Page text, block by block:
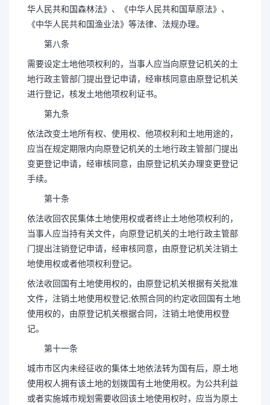
华人民共和国森林法》、《中华人民共和国草原法》、
《中华人民共和国渔业法》等法律、法规办理。
第八条
需要设定土地他项权利的，当事人应当向原登记机关的土
地行政主管部门提出登记申请，经审核同意由原登记机关
进行登记，核发土地他项权利证书。
第九条
依法改变土地所有权、使用权、他项权利和土地用途的，
应当在规定期限内向原登记机关的土地行政主管部门提出
变更登记申请，经审核同意，由原登记机关办理变更登记
手续。
第十条
依法收回农民集体土地使用权或者终止土地他项权利的，
当事人应当持有关文件，向原登记机关的土地行政主管部
门提出注销登记申请，经审核同意，由原登记机关注销土
地使用权或者他项权利登记。
依法收回国有土地使用权的，由原登记机关根据有关批准
文件，注销土地使用权登记;依照合同的约定收回国有土地
使用权的，由原登记机关根据合同，注销土地使用权登
记。
第十一条
城市市区内未经征收的集体土地依法转为国有后，原土地
使用权人拥有该土地的划拨国有土地使用权。为公共利益
或者实施城市规划需要收回该土地使用权时，应当为原土